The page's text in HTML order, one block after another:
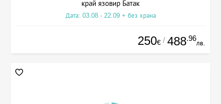
край язовир Батак
Дата: 03.08 - 22.09 + без храна
250€ / 488.96
лв.